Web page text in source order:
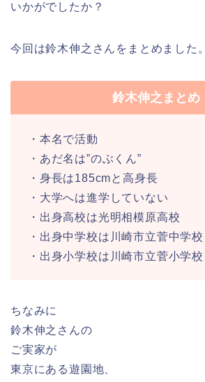
いかがでしたか？
今回は鈴木伸之さんをまとめました。
鈴木伸之まとめ
・本名で活動
・あだ名は”のぶくん”
・身長は185cmと高身長
・大学へは進学していない
・出身高校は光明相模原高校
・出身中学校は川崎市立菅中学校
・出身小学校は川崎市立菅小学校
ちなみに
鈴木伸之さんの
ご実家が
東京にある遊園地、